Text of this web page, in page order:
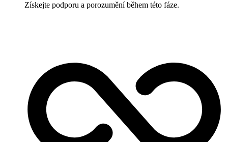
Získejte podporu a porozumění během této fáze.